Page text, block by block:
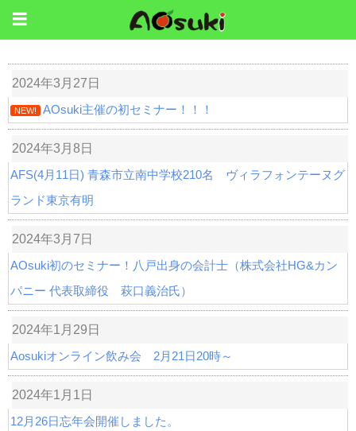
2024年3月27日
NEW! AOsuki主催の初セミナー！！！
2024年3月8日
AFS(4月11日) 青森市立南中学校210名 ヴィラフォンテーヌグ
ランド東京有明
2024年3月7日
AOsuki初のセミナー！八戸出身の会計士（株式会社HG&カン
パニー 代表取締役 萩口義治氏）
2024年1月29日
Aosukiオンライン飲み会 2月21日20時～
2024年1月1日
12月26日忘年会開催しました。